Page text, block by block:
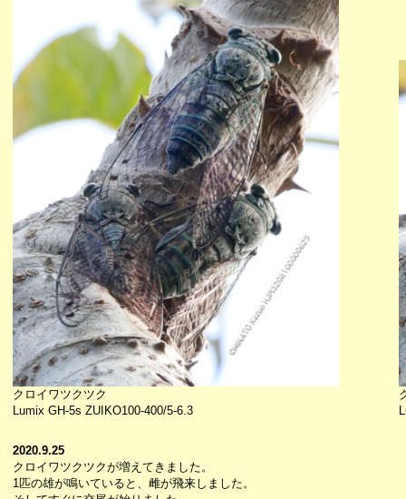
クロイワツクツク
Lumix GH-5s ZUIKO100-400/5-6.3
2020.9.25
クロイワツクツクが増えてきました。
1匹の雄が鳴いていると、雌が飛来しました。